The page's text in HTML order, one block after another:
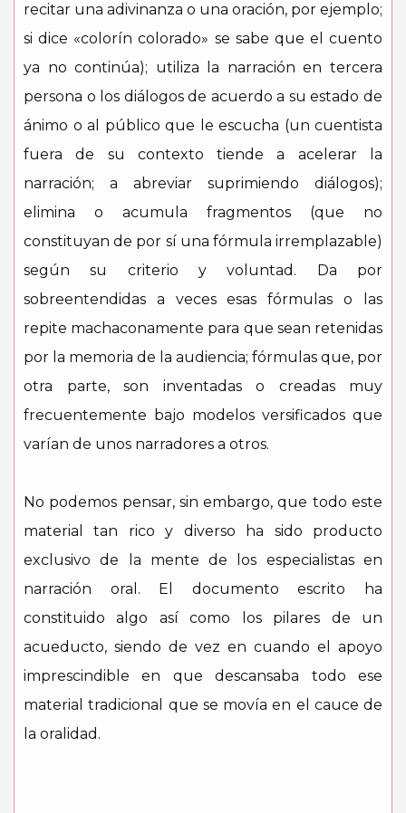
recitar una adivinanza o una oración, por ejemplo;
si dice «colorín colorado» se sabe que el cuento
ya no continúa); utiliza la narración en tercera
persona o los diálogos de acuerdo a su estado de
ánimo o al público que le escucha (un cuentista
fuera de su contexto tiende a acelerar la
narración; a abreviar suprimiendo diálogos);
elimina o acumula fragmentos (que no
constituyan de por sí una fórmula irremplazable)
según su criterio y voluntad. Da por
sobreentendidas a veces esas fórmulas o las
repite machaconamente para que sean retenidas
por la memoria de la audiencia; fórmulas que, por
otra parte, son inventadas o creadas muy
frecuentemente bajo modelos versificados que
varían de unos narradores a otros.
No podemos pensar, sin embargo, que todo este
material tan rico y diverso ha sido producto
exclusivo de la mente de los especialistas en
narración oral. El documento escrito ha
constituido algo así como los pilares de un
acueducto, siendo de vez en cuando el apoyo
imprescindible en que descansaba todo ese
material tradicional que se movía en el cauce de
la oralidad.